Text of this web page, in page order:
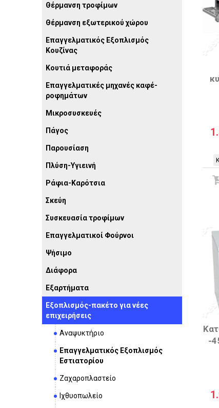
Θέρμανση τροφίμων
Θέρμανση εξωτερικού χώρου
Επαγγελματικός Εξοπλισμός
Κουζίνας
Κουτιά μεταφοράς
Επαγγελματικές μηχανές καφέ-
ροφημάτων
Μικροσυσκευές
Πάγος
Παρουσίαση
Πλύση-Υγιεινή
Ράφια-Καρότσια
Σκεύη
Συσκευασία τροφίμων
Επαγγελματικοί Φούρνοι
Ψήσιμο
Διάφορα
Εξαρτήματα
Εξοπλισμός-πακέτο για νέες
επιχειρήσεις
Αναψυκτήριο
Επαγγελματικός Εξοπλισμός
Εστιατορίου
Ζαχαροπλαστείο
Ιχθυοπωλείο
-